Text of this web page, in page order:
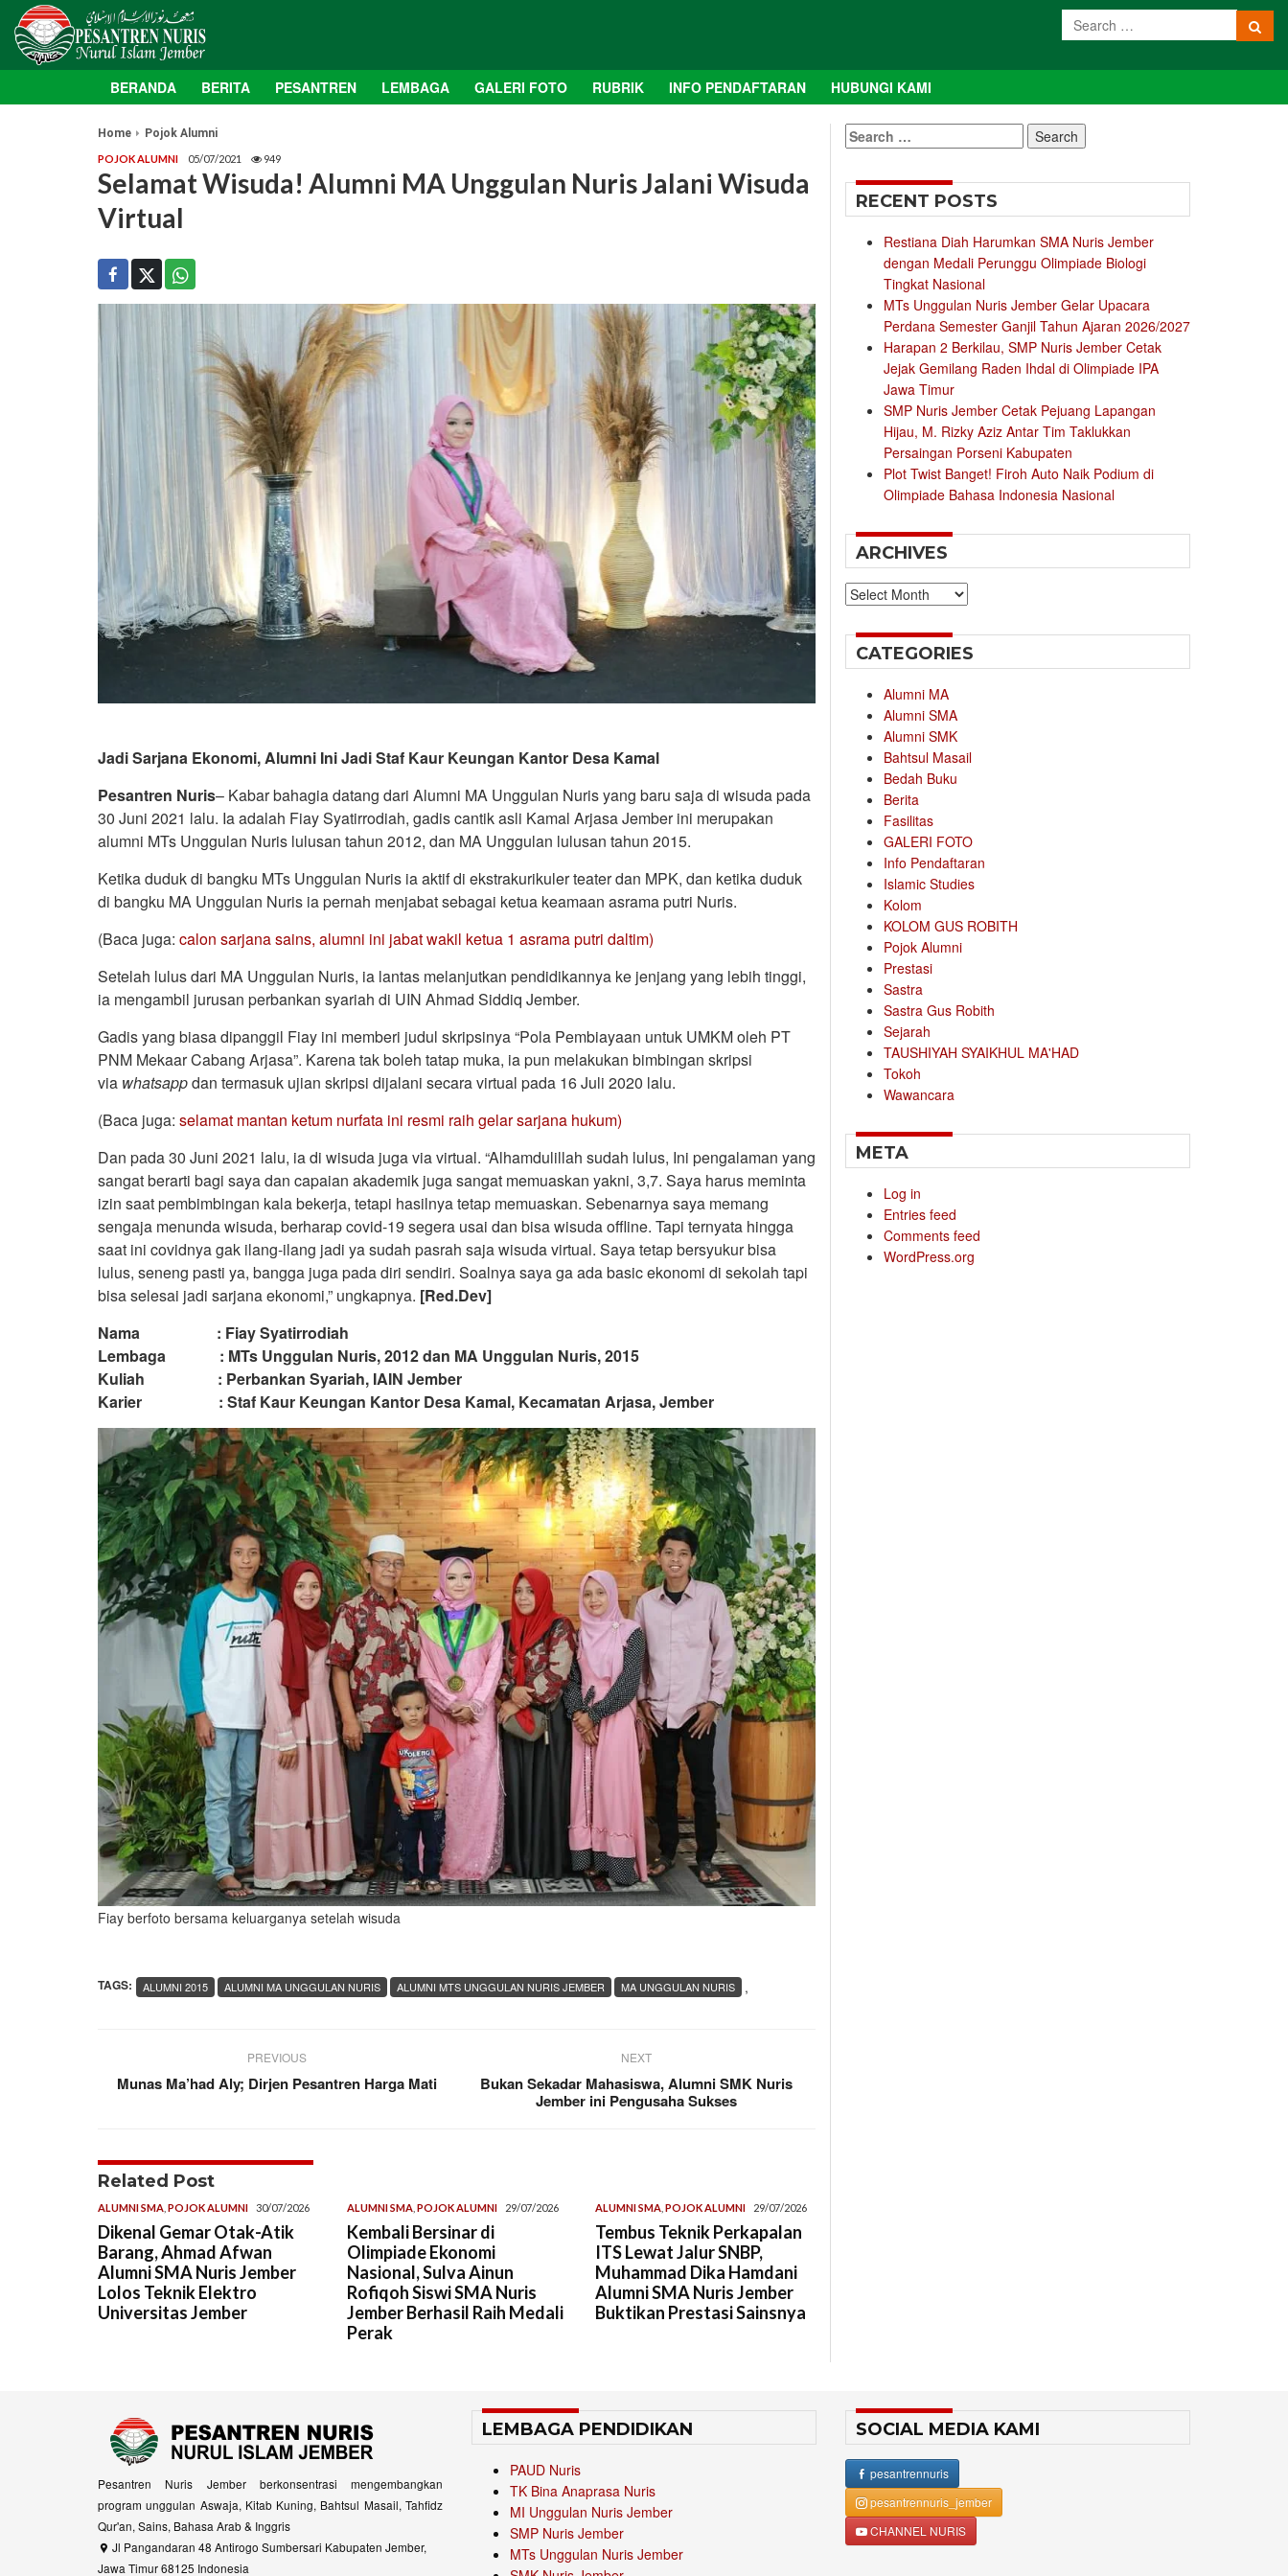
BERANDA BERITA PESANTREN LEMBAGA GALERI FOTO RUBRIK INFO PENDAFTARAN HUBUNGI KAMI
Home Pojok Alumni
POJOK ALUMNI 05/07/2021 949
Selamat Wisuda! Alumni MA Unggulan Nuris Jalani Wisuda
Virtual
Jadi Sarjana Ekonomi, Alumni Ini Jadi Staf Kaur Keungan Kantor Desa Kamal
Pesantren Nuris– Kabar bahagia datang dari Alumni MA Unggulan Nuris yang baru saja di wisuda pada
30 Juni 2021 lalu. Ia adalah Fiay Syatirrodiah, gadis cantik asli Kamal Arjasa Jember ini merupakan
alumni MTs Unggulan Nuris lulusan tahun 2012, dan MA Unggulan lulusan tahun 2015.
Ketika duduk di bangku MTs Unggulan Nuris ia aktif di ekstrakurikuler teater dan MPK, dan ketika duduk
di bangku MA Unggulan Nuris ia pernah menjabat sebagai ketua keamaan asrama putri Nuris.
(Baca juga: calon sarjana sains, alumni ini jabat wakil ketua 1 asrama putri daltim)
Setelah lulus dari MA Unggulan Nuris, ia lantas melanjutkan pendidikannya ke jenjang yang lebih tinggi,
ia mengambil jurusan perbankan syariah di UIN Ahmad Siddiq Jember.
Gadis yang biasa dipanggil Fiay ini memberi judul skripsinya “Pola Pembiayaan untuk UMKM oleh PT
PNM Mekaar Cabang Arjasa”. Karena tak boleh tatap muka, ia pun melakukan bimbingan skripsi
via whatsappdan termasuk ujian skripsi dijalani secara virtual pada 16 Juli 2020 lalu.
(Baca juga: selamat mantan ketum nurfata ini resmi raih gelar sarjana hukum)
Dan pada 30 Juni 2021 lalu, ia di wisuda juga via virtual. “Alhamdulillah sudah lulus, Ini pengalaman yang
sangat berarti bagi saya dan capaian akademik juga sangat memuaskan yakni, 3,7. Saya harus meminta
izin saat pembimbingan kala bekerja, tetapi hasilnya tetap memuaskan. Sebenarnya saya memang
sengaja menunda wisuda, berharap covid-19 segera usai dan bisa wisuda offline. Tapi ternyata hingga
saat ini covidnya gak ilang-ilang jadi ya sudah pasrah saja wisuda virtual. Saya tetap bersyukur bisa
lulus, seneng pasti ya, bangga juga pada diri sendiri. Soalnya saya ga ada basic ekonomi di sekolah tapi
bisa selesai jadi sarjana ekonomi,” ungkapnya. [Red.Dev]
Nama : Fiay Syatirrodiah
Lembaga : MTs Unggulan Nuris, 2012 dan MA Unggulan Nuris, 2015
Kuliah : Perbankan Syariah, IAIN Jember
Karier : Staf Kaur Keungan Kantor Desa Kamal, Kecamatan Arjasa, Jember
Fiay berfoto bersama keluarganya setelah wisuda
TAGS: ,
ALUMNI 2015 ALUMNI MA UNGGULAN NURIS ALUMNI MTS UNGGULAN NURIS JEMBER MA UNGGULAN NURIS
PREVIOUS
Munas Ma’had Aly; Dirjen Pesantren Harga Mati
NEXT
Bukan Sekadar Mahasiswa, Alumni SMK Nuris
Jember ini Pengusaha Sukses
Related Post
ALUMNI SMA POJOK ALUMNI 30/07/2026
Dikenal Gemar Otak-Atik
Barang, Ahmad Afwan
Alumni SMA Nuris Jember
Lolos Teknik Elektro
Universitas Jember
ALUMNI SMA, POJOK ALUMNI 29/07/2026
Kembali Bersinar di
Olimpiade Ekonomi
Nasional, Sulva Ainun
Rofiqoh Siswi SMA Nuris
Jember Berhasil Raih Medali
Perak
ALUMNI SMA ,POJOK ALUMNI 29/07/2026
Tembus Teknik Perkapalan
ITS Lewat Jalur SNBP,
Muhammad Dika Hamdani
Alumni SMA Nuris Jember
Buktikan Prestasi Sainsnya
Search
for:
RECENT POSTS
Restiana Diah Harumkan SMA Nuris Jember
dengan Medali Perunggu Olimpiade Biologi
Tingkat Nasional
MTs Unggulan Nuris Jember Gelar Upacara
Perdana Semester Ganjil Tahun Ajaran 2026/2027
Harapan 2 Berkilau, SMP Nuris Jember Cetak
Jejak Gemilang Raden Ihdal di Olimpiade IPA
Jawa Timur
SMP Nuris Jember Cetak Pejuang Lapangan
Hijau, M. Rizky Aziz Antar Tim Taklukkan
Persaingan Porseni Kabupaten
Plot Twist Banget! Firoh Auto Naik Podium di
Olimpiade Bahasa Indonesia Nasional
ARCHIVES
Archives
CATEGORIES
Alumni MA
Alumni SMA
Alumni SMK
Bahtsul Masail
Bedah Buku
Berita
Fasilitas
GALERI FOTO
Info Pendaftaran
Islamic Studies
Kolom
KOLOM GUS ROBITH
Pojok Alumni
Prestasi
Sastra
Sastra Gus Robith
Sejarah
TAUSHIYAH SYAIKHUL MA'HAD
Tokoh
Wawancara
META
Log in
Entries feed
Comments feed
WordPress.org
Pesantren Nuris Jember berkonsentrasi mengembangkan
program unggulan Aswaja, Kitab Kuning, Bahtsul Masail, Tahfidz
Qur'an, Sains, Bahasa Arab & Inggris
Jl Pangandaran 48 Antirogo Sumbersari Kabupaten Jember,
Jawa Timur 68125 Indonesia
LEMBAGA PENDIDIKAN
PAUD Nuris
TK Bina Anaprasa Nuris
MI Unggulan Nuris Jember
SMP Nuris Jember
MTs Unggulan Nuris Jember
SOCIAL MEDIA KAMI
pesantrennuris
pesantrennuris_jember
CHANNEL NURIS